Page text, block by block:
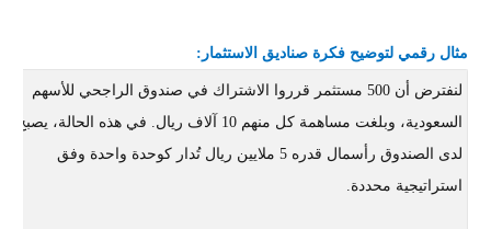
مثال رقمي لتوضيح فكرة صناديق الاستثمار:
لنفترض أن 500 مستثمر قرروا الاشتراك في صندوق الراجحي للأسهم
السعودية، وبلغت مساهمة كل منهم 10 آلاف ريال. في هذه الحالة، يصبح
لدى الصندوق رأسمال قدره 5 ملايين ريال تُدار كوحدة واحدة وفق
استراتيجية محددة.